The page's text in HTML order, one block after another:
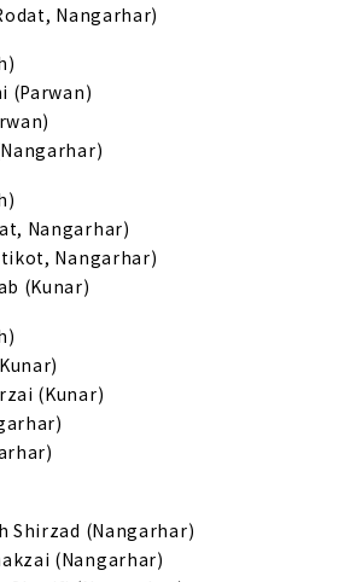
Nangarhar)
(Parwan)
Nangarhar)
Nangarhar)
(Kunar)
(Kunar)
Shirzad (Nangarhar)
(Nangarhar)